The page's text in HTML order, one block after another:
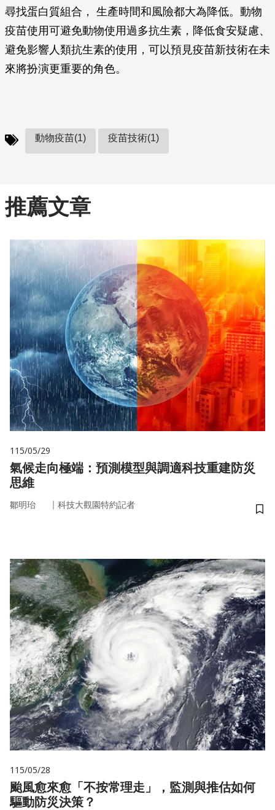
尋找蛋白質組合， 生產時間和風險都大為降低。動物
疫苗使用可避免動物使用過多抗生素，降低食安疑慮、
避免影響人類抗生素的使用，可以預見疫苗新技術在未
來將扮演更重要的角色。
動物疫苗(1) 疫苗技術(1)
推薦文章
115/05/29
氣候走向極端：預測模型與調適科技重建防災
思維
鄒明珆 ｜ 科技大觀園特約記者
儲
115/05/28
颱風愈來愈「不按常理走」，監測與推估如何
驅動防災決策？